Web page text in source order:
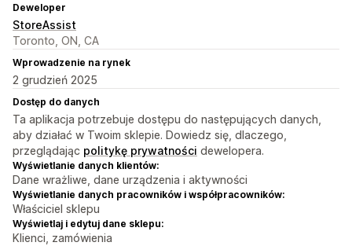
Deweloper
StoreAssist
Toronto, ON, CA
Wprowadzenie na rynek
2 grudzień 2025
Dostęp do danych
Ta aplikacja potrzebuje dostępu do następujących danych,
aby działać w Twoim sklepie. Dowiedz się, dlaczego,
przeglądając politykę prywatności dewelopera.
Wyświetlanie danych klientów:
Dane wrażliwe, dane urządzenia i aktywności
Wyświetlanie danych pracowników i współpracowników:
Właściciel sklepu
Wyświetlaj i edytuj dane sklepu:
Klienci, zamówienia